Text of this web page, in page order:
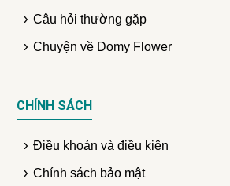
Câu hỏi thường gặp
Chuyện về Domy Flower
CHÍNH SÁCH
Điều khoản và điều kiện
Chính sách bảo mật